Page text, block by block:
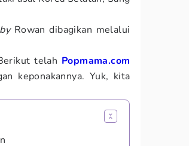
Rowan dibagikan melalui
telah Popmama.com
keponakannya. Yuk, kita